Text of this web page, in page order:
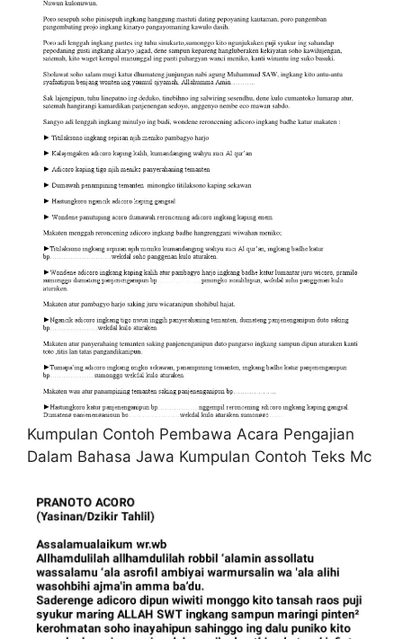
Kumpulan Contoh Pembawa Acara Pengajian
Dalam Bahasa Jawa Kumpulan Contoh Teks Mc